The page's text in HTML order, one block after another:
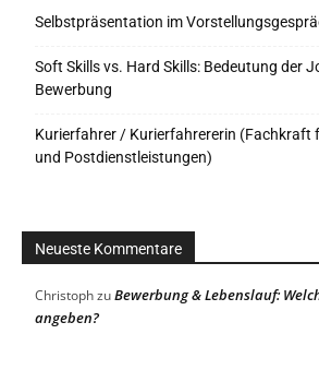
Selbstpräsentation im
Soft Skills vs. Hard Skills: Bedeutung der
Bewerbung
Kurierfahrer / Kurierfahrererin (Fachkraft
und Postdienstleistungen)
Neueste Kommentare
ChristophzuBewerbung & Lebenslauf:
angeben?